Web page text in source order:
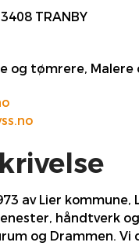
TRANBY
og tømrere, Malere
av Lier
håndtverk
og Drammen.